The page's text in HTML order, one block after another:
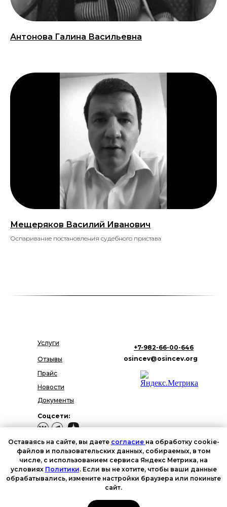
Антонова Галина Васильевна
Мещеряков Василий Иванович
Оспаривание постановления судебного пристава
Услуги
Политика в отношении
обработки персональных
данных
обработки персональных
Отзывы
Прайс
Новости
Документы
+7-982-66-00-646
osincev@osincev.org
Соцсети:
Оставаясь на сайте, вы даете согласие на обработку cookie-
файлов и пользовательских данных, собираемых, в том
числе, с использованием сервиса Яндекс Метрика, на
условиях Политики. Если вы не хотите, чтобы ваши данные
обрабатывались, измените настройки браузера или покиньте
сайт.